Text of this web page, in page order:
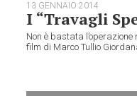
13 GENNAIO 2014
I “Travagli
Non è bastata
film di Marco Tullio